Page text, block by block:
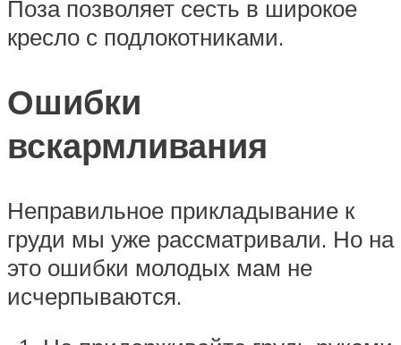
Поза позволяет сесть в широкое
кресло с подлокотниками.
Ошибки
вскармливания
Неправильное прикладывание к
груди мы уже рассматривали. Но на
это ошибки молодых мам не
исчерпываются.